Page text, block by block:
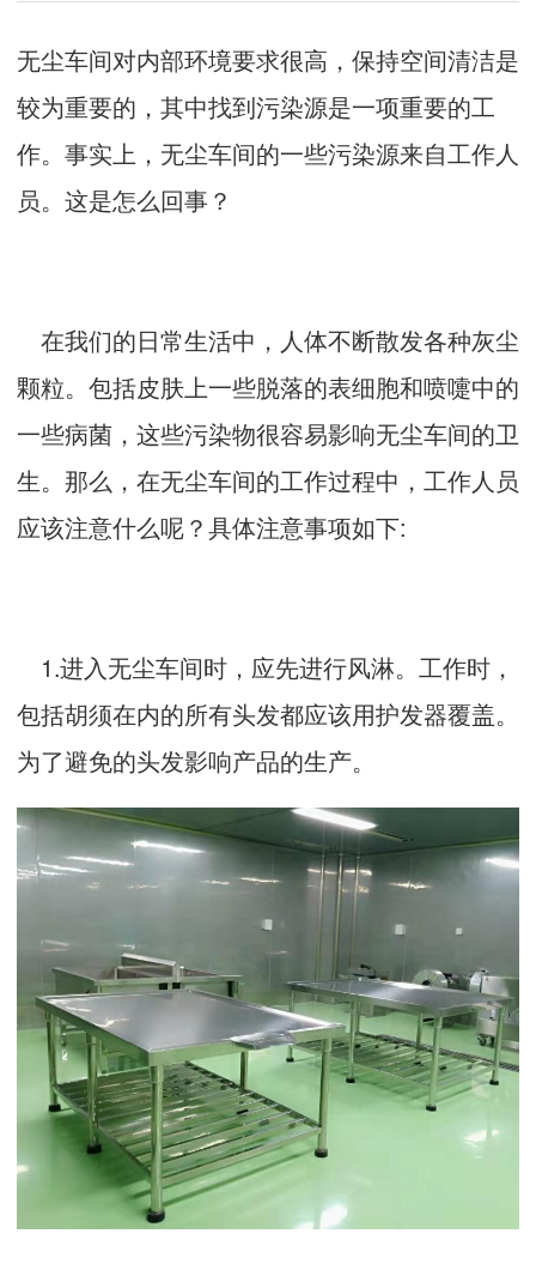
无尘车间对内部环境要求很高，保持空间清洁是
较为重要的，其中找到污染源是一项重要的工
作。事实上，无尘车间的一些污染源来自工作人
员。这是怎么回事？
在我们的日常生活中，人体不断散发各种灰尘
颗粒。包括皮肤上一些脱落的表细胞和喷嚏中的
一些病菌，这些污染物很容易影响无尘车间的卫
生。那么，在无尘车间的工作过程中，工作人员
应该注意什么呢？具体注意事项如下:
1.进入无尘车间时，应先进行风淋。工作时，
包括胡须在内的所有头发都应该用护发器覆盖。
为了避免的头发影响产品的生产。